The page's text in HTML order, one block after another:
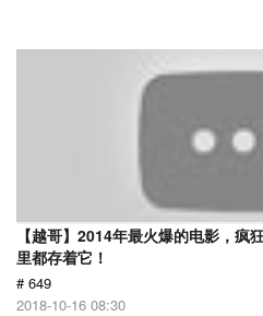
【越哥】2014年最火爆的电影，疯
里都存着它！
# 649
2018-10-16 08:30